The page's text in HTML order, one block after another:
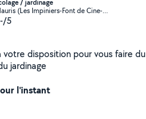
/ jardinage
Vallauris (Les Impiniers-Font de Cine-Vaucontrade)
-/5
votre disposition pour vous faire du
jardinage
l'instant